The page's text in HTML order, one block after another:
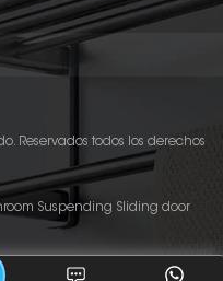
Reservados todos los derechos
Suspending Sliding door